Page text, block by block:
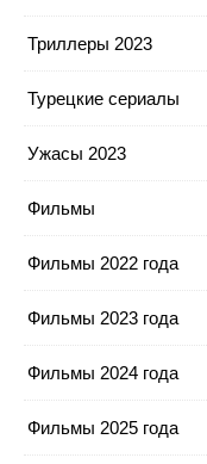
Триллеры 2023
Турецкие сериалы
Ужасы 2023
Фильмы
Фильмы 2022 года
Фильмы 2023 года
Фильмы 2024 года
Фильмы 2025 года